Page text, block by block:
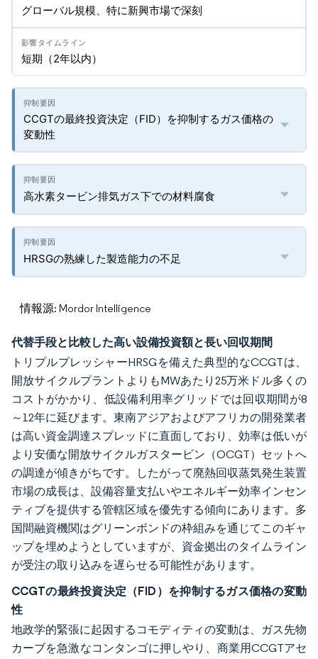
グローバル規模、特に新興市場で深刻
短期（2年以内）
CCGTの最終投資決定（FID）を抑制するガス価格の
変動性
高水素タービン排気ガス下での材料腐食
HRSGの熟練した製造能力の不足
情報源: Mordor Intelligence
代替手段と比較した高い設備投資額と長い回収期間
トリプルプレッシャーHRSGを備えた典型的なCCGTは、
開放サイクルプラントよりもMWあたり25万米ドル多くの
コストがかかり、低設備利用率グリッドでは回収期間が8
～12年に延びます。東南アジアおよびアフリカの開発業者
は高い資金調達スプレッドに直面しており、効率は低いが
より安価な開放サイクルガスタービン（OCGT）セットへ
の調達が傾きがちです。したがって廃熱回収蒸気発生装置
市場の成長は、設備容量支払いやエネルギー効率インセン
ティブを提供する管轄区域を優先する傾向にあります。多
国間融資機関はグリーンボンドの枠組みを通じてこのギャ
ップを埋めようとしていますが、資金拠出のタイムライン
が受注の取り込みを遅らせる可能性があります。
CCGTの最終投資決定（FID）を抑制するガス価格の変動
性
地政学的緊張に起因するコモディティの変動は、ガス先物
カーブを急激なコンタンゴに押しやり、商業用CCGTアセ